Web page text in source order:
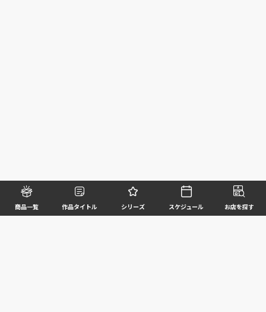
商品一覧 作品タイトル シリーズ スケジュール お店を探す